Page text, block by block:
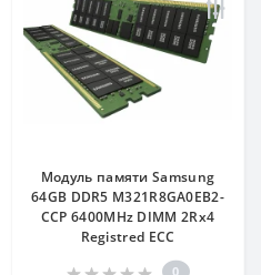
Модуль памяти Samsung
64GB DDR5 M321R8GA0EB2-
CCP 6400MHz DIMM 2Rx4
Registred ECC
0